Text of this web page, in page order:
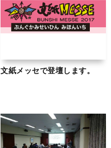
文紙メッセで登壇します。